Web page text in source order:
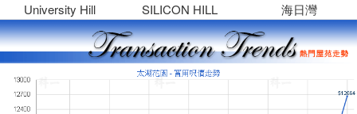
University Hill SILICON HILL 海日灣